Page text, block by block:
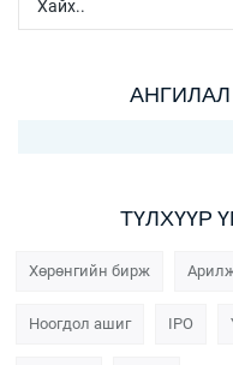
АНГИЛАЛ
ТҮЛХҮҮР
Хөрөнгийн бирж
Ноогдол ашиг IPO